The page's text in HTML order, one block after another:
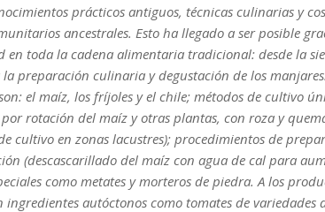
prácticos antiguos, técnicas culinarias y
ancestrales. Esto ha llegado a ser posible
toda la cadena alimentaria tradicional: desde la
la preparación culinaria y degustación de los
el maíz, los fríjoles y el chile; métodos de cultivo
rotación del maíz y otras plantas, con roza y
cultivo en zonas lacustres); procedimientos de
(descascarillado del maíz con agua de cal para
como metates y morteros de piedra. A los
autóctonos como tomates de variedades